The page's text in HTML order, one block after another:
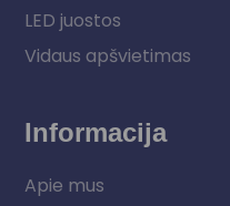
LED juostos
Vidaus apšvietimas
Informacija
Apie mus